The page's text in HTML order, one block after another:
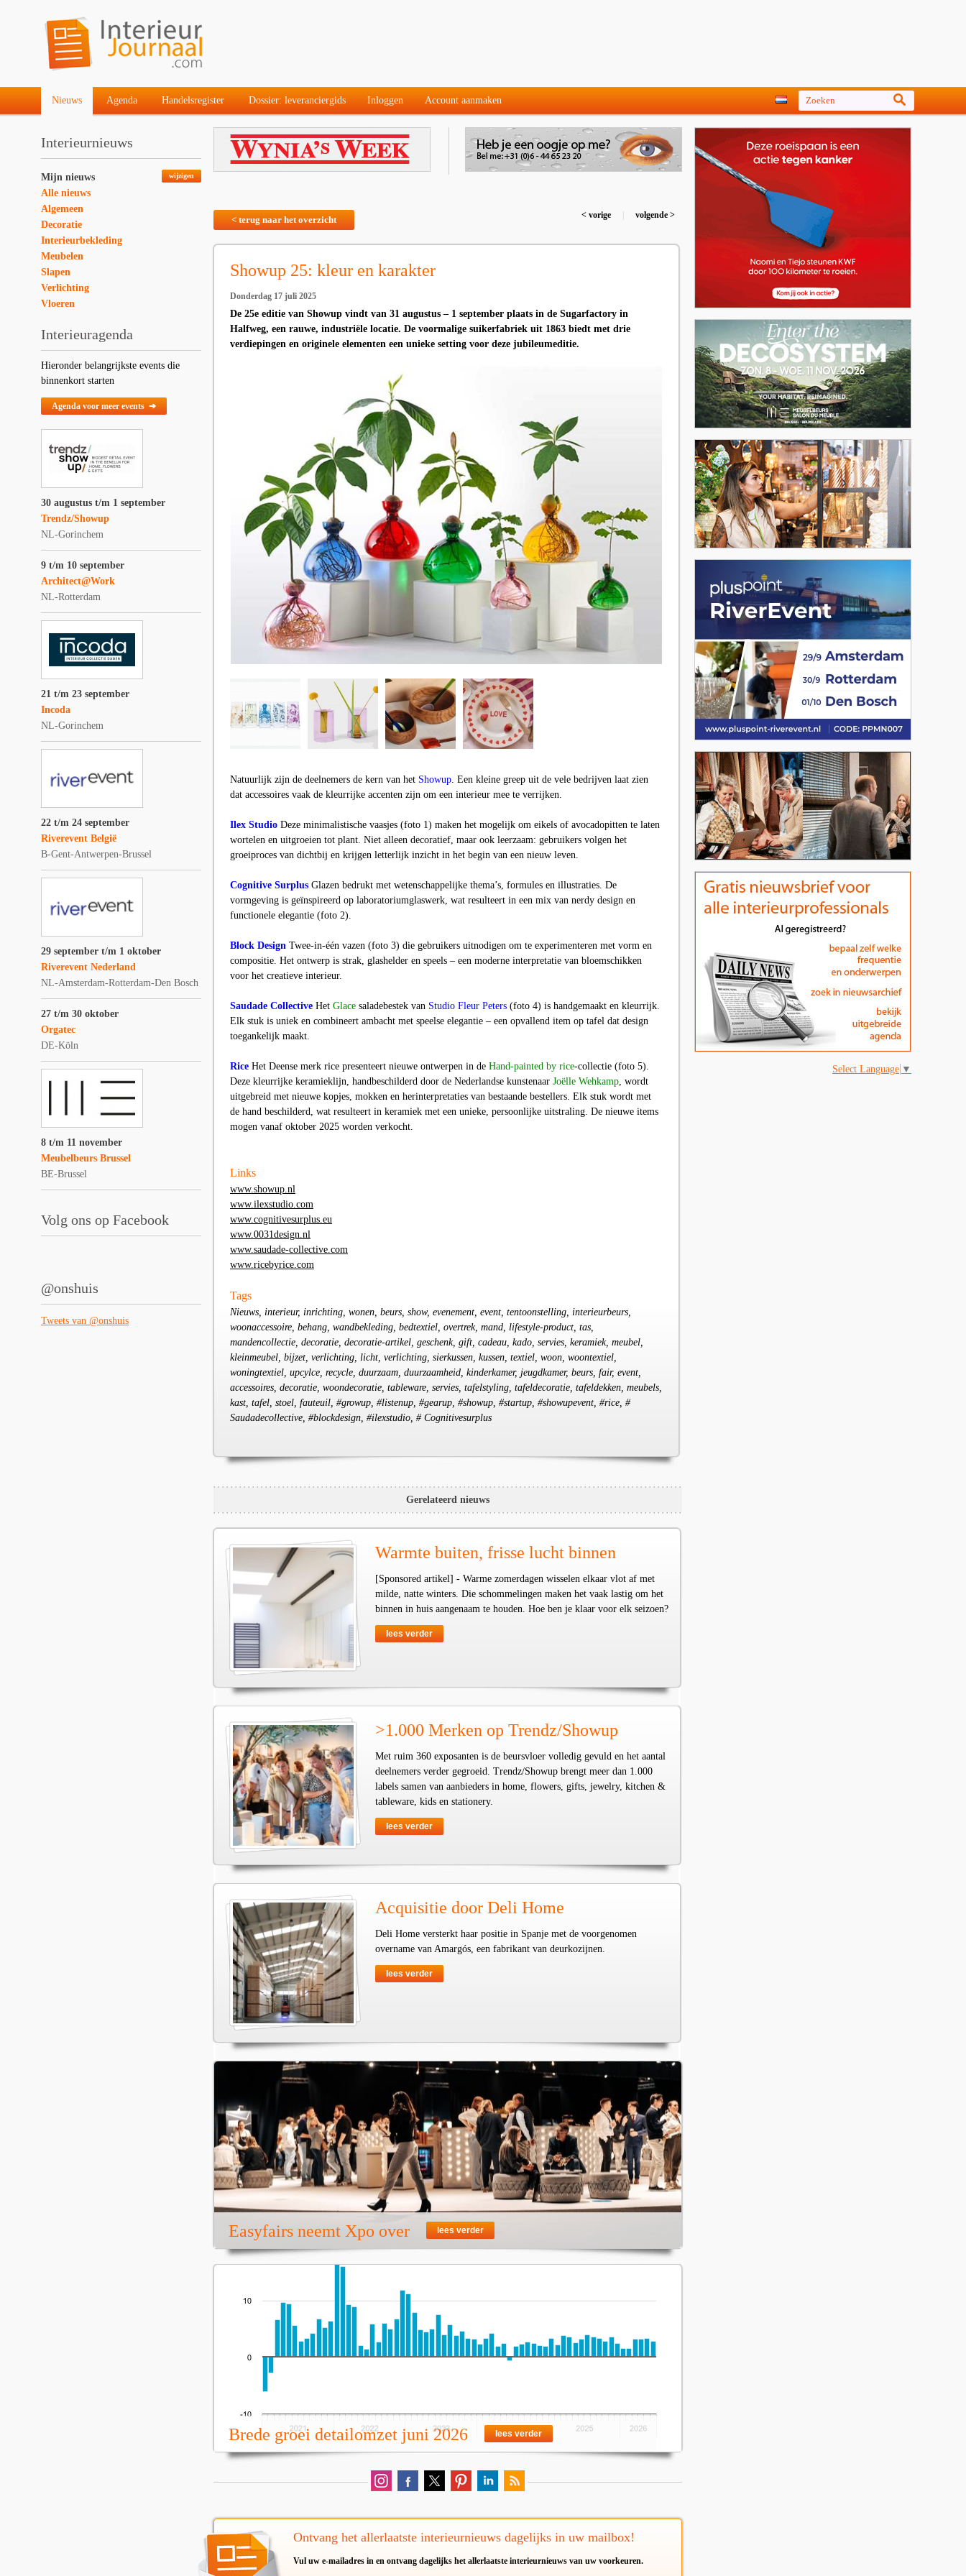
Nieuws Agenda Handelsregister Dossier: leveranciergids Inloggen Account aanmaken
Interieurnieuws
wijzigen
Mijn nieuws
Alle nieuws
Algemeen
Decoratie
Interieurbekleding
Meubelen
Slapen
Verlichting
Vloeren
Interieuragenda
Hieronder belangrijkste events die
binnenkort starten
Agenda voor meer events ➔
30 augustus t/m 1 september
Trendz/Showup
NL-Gorinchem
9 t/m 10 september
Architect@Work
NL-Rotterdam
21 t/m 23 september
Incoda
NL-Gorinchem
22 t/m 24 september
Riverevent België
B-Gent-Antwerpen-Brussel
29 september t/m 1 oktober
Riverevent Nederland
NL-Amsterdam-Rotterdam-Den Bosch
27 t/m 30 oktober
Orgatec
DE-Köln
8 t/m 11 november
Meubelbeurs Brussel
BE-Brussel
Volg ons op Facebook
@onshuis
Tweets van @onshuis
< terug naar het overzicht < vorige volgende >
Showup 25: kleur en karakter
Donderdag 17 juli 2025
De 25e editie van Showup vindt van 31 augustus – 1 september plaats in de Sugarfactory in
Halfweg, een rauwe, industriële locatie. De voormalige suikerfabriek uit 1863 biedt met drie
verdiepingen en originele elementen een unieke setting voor deze jubileumeditie.
Natuurlijk zijn de deelnemers de kern van het Showup. Een kleine greep uit de vele bedrijven laat zien
dat accessoires vaak de kleurrijke accenten zijn om een interieur mee te verrijken.
Ilex Studio Deze minimalistische vaasjes (foto 1) maken het mogelijk om eikels of avocadopitten te laten
wortelen en uitgroeien tot plant. Niet alleen decoratief, maar ook leerzaam: gebruikers volgen het
groeiproces van dichtbij en krijgen letterlijk inzicht in het begin van een nieuw leven.
Cognitive Surplus Glazen bedrukt met wetenschappelijke thema’s, formules en illustraties. De
vormgeving is geïnspireerd op laboratoriumglaswerk, wat resulteert in een mix van nerdy design en
functionele elegantie (foto 2).
Block Design Twee-in-één vazen (foto 3) die gebruikers uitnodigen om te experimenteren met vorm en
compositie. Het ontwerp is strak, glashelder en speels – een moderne interpretatie van bloemschikken
voor het creatieve interieur.
Saudade Collective Het Glace saladebestek van Studio Fleur Peters (foto 4) is handgemaakt en kleurrijk.
Elk stuk is uniek en combineert ambacht met speelse elegantie – een opvallend item op tafel dat design
toegankelijk maakt.
Rice Het Deense merk rice presenteert nieuwe ontwerpen in de Hand-painted by rice-collectie (foto 5).
Deze kleurrijke keramieklijn, handbeschilderd door de Nederlandse kunstenaar Joëlle Wehkamp, wordt
uitgebreid met nieuwe kopjes, mokken en herinterpretaties van bestaande bestellers. Elk stuk wordt met
de hand beschilderd, wat resulteert in keramiek met een unieke, persoonlijke uitstraling. De nieuwe items
mogen vanaf oktober 2025 worden verkocht.
Links
www.showup.nl
www.ilexstudio.com
www.cognitivesurplus.eu
www.0031design.nl
www.saudade-collective.com
www.ricebyrice.com
Tags
Nieuws, interieur, inrichting, wonen, beurs, show, evenement, event, tentoonstelling, interieurbeurs,
woonaccessoire, behang, wandbekleding, bedtextiel, overtrek, mand, lifestyle-product, tas,
mandencollectie, decoratie, decoratie-artikel, geschenk, gift, cadeau, kado, servies, keramiek, meubel,
kleinmeubel, bijzet, verlichting, licht, verlichting, sierkussen, kussen, textiel, woon, woontextiel,
woningtextiel, upcylce, recycle, duurzaam, duurzaamheid, kinderkamer, jeugdkamer, beurs, fair, event,
accessoires, decoratie, woondecoratie, tableware, servies, tafelstyling, tafeldecoratie, tafeldekken, meubels,
kast, tafel, stoel, fauteuil, #growup, #listenup, #gearup, #showup, #startup, #showupevent, #rice, #
Saudadecollective, #blockdesign, #ilexstudio, # Cognitivesurplus
Gerelateerd nieuws
Warmte buiten, frisse lucht binnen
[Sponsored artikel] - Warme zomerdagen wisselen elkaar vlot af met
milde, natte winters. Die schommelingen maken het vaak lastig om het
binnen in huis aangenaam te houden. Hoe ben je klaar voor elk seizoen?
lees verder
>1.000 Merken op Trendz/Showup
Met ruim 360 exposanten is de beursvloer volledig gevuld en het aantal
deelnemers verder gegroeid. Trendz/Showup brengt meer dan 1.000
labels samen van aanbieders in home, flowers, gifts, jewelry, kitchen &
tableware, kids en stationery.
lees verder
Acquisitie door Deli Home
Deli Home versterkt haar positie in Spanje met de voorgenomen
overname van Amargós, een fabrikant van deurkozijnen.
lees verder
Easyfairs neemt Xpo over lees verder
Brede groei detailomzet juni 2026 lees verder
Ontvang het allerlaatste interieurnieuws dagelijks in uw mailbox!
Vul uw e-mailadres in en ontvang dagelijks het allerlaatste interieurnieuws van uw voorkeuren.
Select Language ▼